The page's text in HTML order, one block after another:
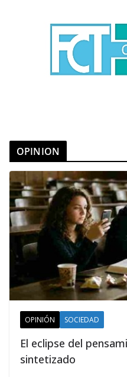
OPINION
OPINIÓN SOCIEDAD
El eclipse del
sintetizado